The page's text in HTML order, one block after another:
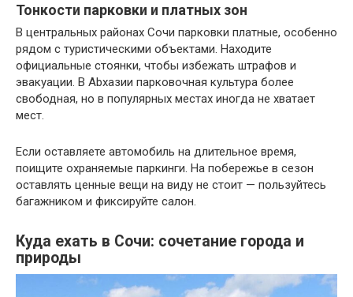
Тонкости парковки и платных зон
В центральных районах Сочи парковки платные, особенно
рядом с туристическими объектами. Находите
официальные стоянки, чтобы избежать штрафов и
эвакуации. В Abхазии парковочная культура более
свободная, но в популярных местах иногда не хватает
мест.
Если оставляете автомобиль на длительное время,
поищите охраняемые паркинги. На побережье в сезон
оставлять ценные вещи на виду не стоит — пользуйтесь
багажником и фиксируйте салон.
Куда ехать в Сочи: сочетание города и
природы